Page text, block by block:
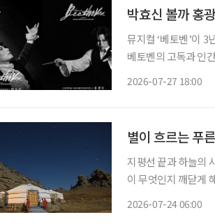
박효신 볼까 홍
뮤지컬 ‘베토벤’이
베토벤의 고독과 인
2026-07-27 18:00
별이 흐르는 푸
지평선 끝과 하늘의
이 무엇인지 깨닫게
2026-07-24 06:00